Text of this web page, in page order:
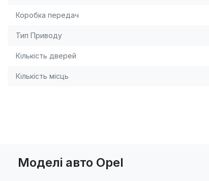
Коробка передач
Тип Приводу
Кількість дверей
Кількість місць
Моделі авто Opel